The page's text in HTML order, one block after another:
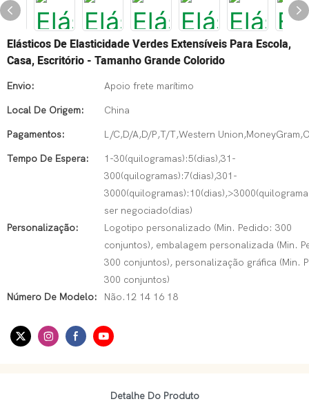
Elásticos De Elasticidade Verdes Extensíveis Para Escola,
Casa, Escritório - Tamanho Grande Colorido
Envio: Apoio frete marítimo
Local De Origem: China
Pagamentos: L/C,D/A,D/P,T/T,Western
Tempo De Espera:
1-30(quilogramas):5(dias),31-
300(quilogramas):7(dias),301-
ser negociado(dias)
Personalização:
Logotipo personalizado (Min. Pedido: 300
conjuntos), embalagem personalizada (Min.
300 conjuntos), personalização gráfica (Min.
300 conjuntos)
Número De Modelo:
Não.12 14 16 18
Detalhe Do Produto